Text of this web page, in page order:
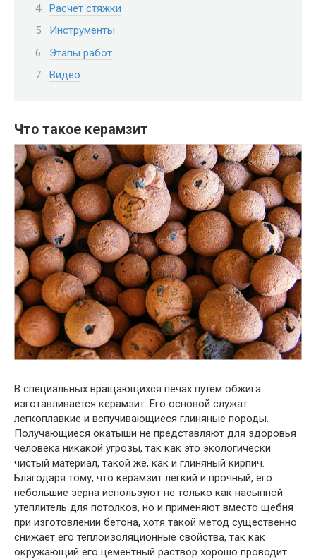
Расчет стяжки
Инструменты
Этапы работ
Видео
Что такое керамзит
В специальных вращающихся печах путем обжига
изготавливается керамзит. Его основой служат
легкоплавкие и вспучивающиеся глиняные породы.
Получающиеся окатыши не представляют для здоровья
человека никакой угрозы, так как это экологически
чистый материал, такой же, как и глиняный кирпич.
Благодаря тому, что керамзит легкий и прочный, его
небольшие зерна используют не только как насыпной
утеплитель для потолков, но и применяют вместо щебня
при изготовлении бетона, хотя такой метод существенно
снижает его теплоизоляционные свойства, так как
окружающий его цементный раствор хорошо проводит